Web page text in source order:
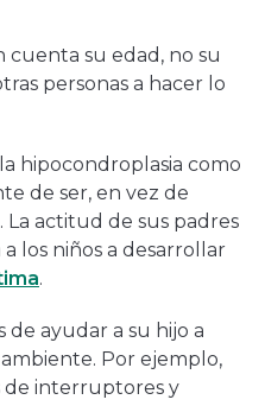
su edad, no su
personas a hacer lo
hipocondroplasia como
de ser, en vez de
actitud de sus padres
los niños a desarrollar
.
ayudar a su hijo a
Por ejemplo,
de interruptores y